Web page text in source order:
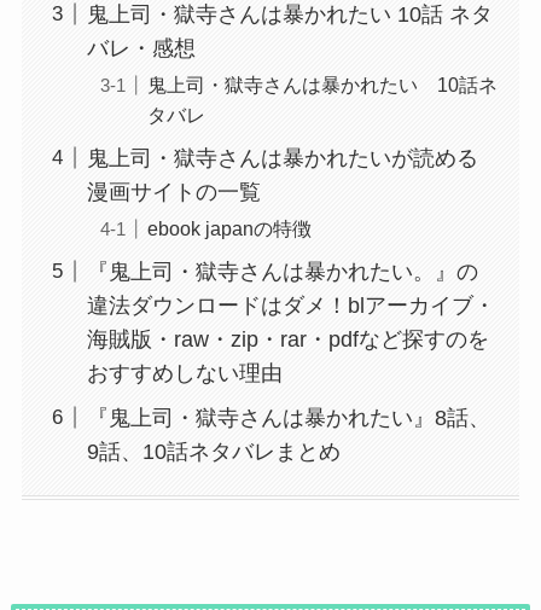
鬼上司・獄寺さんは暴かれたい 10話 ネタ
バレ・感想
鬼上司・獄寺さんは暴かれたい 10話ネ
タバレ
鬼上司・獄寺さんは暴かれたいが読める
漫画サイトの一覧
ebook japanの特徴
『鬼上司・獄寺さんは暴かれたい。』の
違法ダウンロードはダメ！blアーカイブ・
海賊版・raw・zip・rar・pdfなど探すのを
おすすめしない理由
『鬼上司・獄寺さんは暴かれたい』8話、
9話、10話ネタバレまとめ